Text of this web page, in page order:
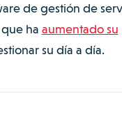
de gestión de
ha aumentado su
su día a día.